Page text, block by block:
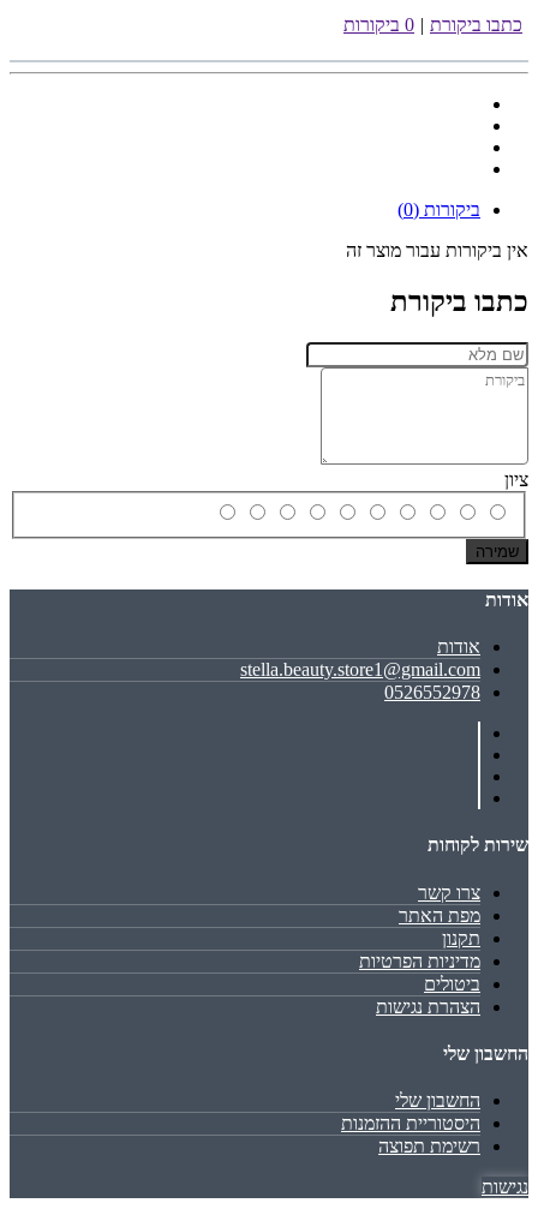
כתבו ביקורת | 0 ביקורות
ביקורות (0)
אין ביקורות עבור מוצר זה
כתבו ביקורת
ציון
שמירה
אודות
אודות
stella.beauty.store1@gmail.com
0526552978
שירות לקוחות
צרו קשר
מפת האתר
תקנון
מדיניות הפרטיות
ביטולים
הצהרת נגישות
החשבון שלי
החשבון שלי
היסטוריית ההזמנות
רשימת תפוצה
נגישות